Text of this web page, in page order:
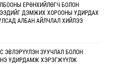
ЕРӨНХИЙЛӨГЧ БОЛОН
ДЭМЖИХ ХОРООНЫ УДИРДАХ
АЛБАН АЙЛЧЛАЛ ХИЙЛЭЭ
ЭВЛЭРҮҮЛЭН ЗУУЧЛАЛ БОЛОН
УДИРДАМЖ ХЭРЭГЖҮҮЛЖ